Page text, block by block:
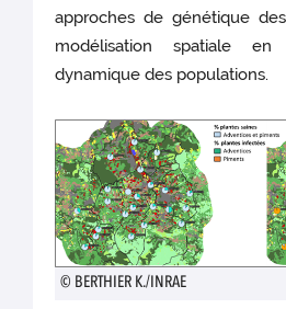
approches de génétique
modélisation spatiale en
dynamique des populations.
© BERTHIER K./INRAE